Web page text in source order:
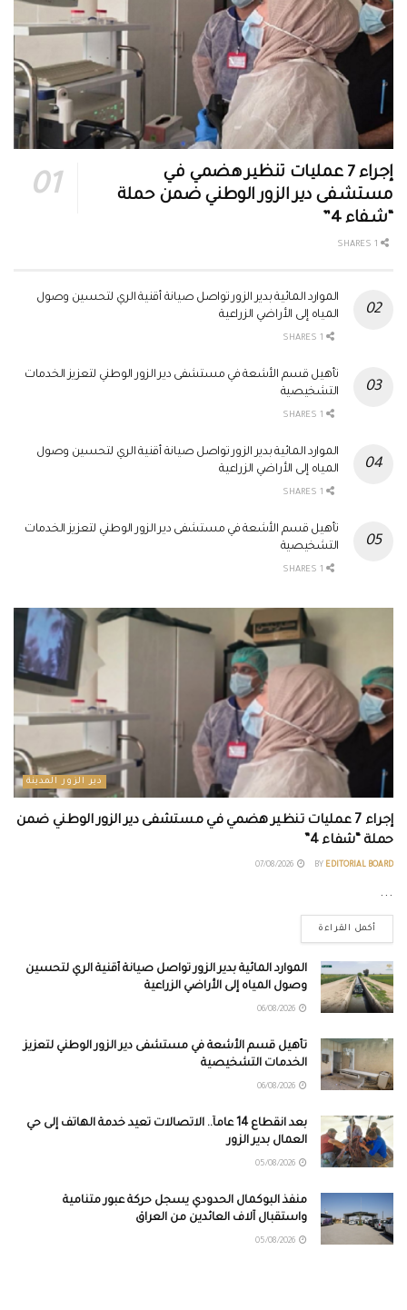
إجراء 7 عمليات تنظير هضمي في
مستشفى دير الزور الوطني ضمن حملة
“شفاء 4”
الموارد المائية بدير الزور تواصل صيانة أقنية الري لتحسين وصول
المياه إلى الأراضي الزراعية
تأهيل قسم الأشعة في مستشفى دير الزور الوطني لتعزيز الخدمات
التشخيصية
الموارد المائية بدير الزور تواصل صيانة أقنية الري لتحسين وصول
المياه إلى الأراضي الزراعية
تأهيل قسم الأشعة في مستشفى دير الزور الوطني لتعزيز الخدمات
التشخيصية
دير الزور المدينة
إجراء 7 عمليات تنظير هضمي في مستشفى دير الزور الوطني ضمن
حملة “شفاء 4”
BY EDITORIAL BOARD
...
أكمل القراءة
الموارد المائية بدير الزور تواصل صيانة أقنية الري لتحسين
وصول المياه إلى الأراضي الزراعية
تأهيل قسم الأشعة في مستشفى دير الزور الوطني لتعزيز
الخدمات التشخيصية
بعد انقطاع 14 عاماً.. الاتصالات تعيد خدمة الهاتف إلى حي
العمال بدير الزور
منفذ البوكمال الحدودي يسجل حركة عبور متنامية
واستقبال آلاف العائدين من العراق